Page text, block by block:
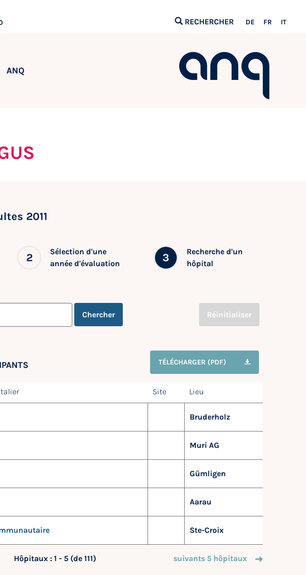
RECHERCHER DE FR IT
ANQ
2011
2
Sélection d'une
année d'évaluation
3
Recherche d'un
hôpital
Chercher Réinitialiser
TÉLÉCHARGER (PDF)
Site Lieu
Bruderholz
Muri AG
Gümligen
Aarau
Ste-Croix
Hôpitaux : 1 - 5 (de 111) suivants 5 hôpitaux